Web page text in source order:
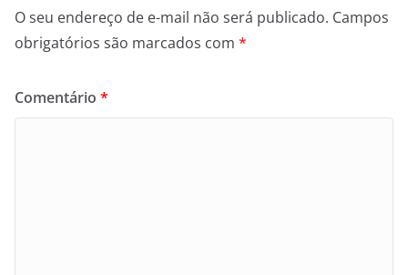
O seu endereço de e-mail não será publicado. Campos
obrigatórios são marcados com *
Comentário *